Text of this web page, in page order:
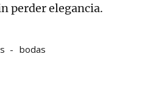
perder elegancia.
bodas